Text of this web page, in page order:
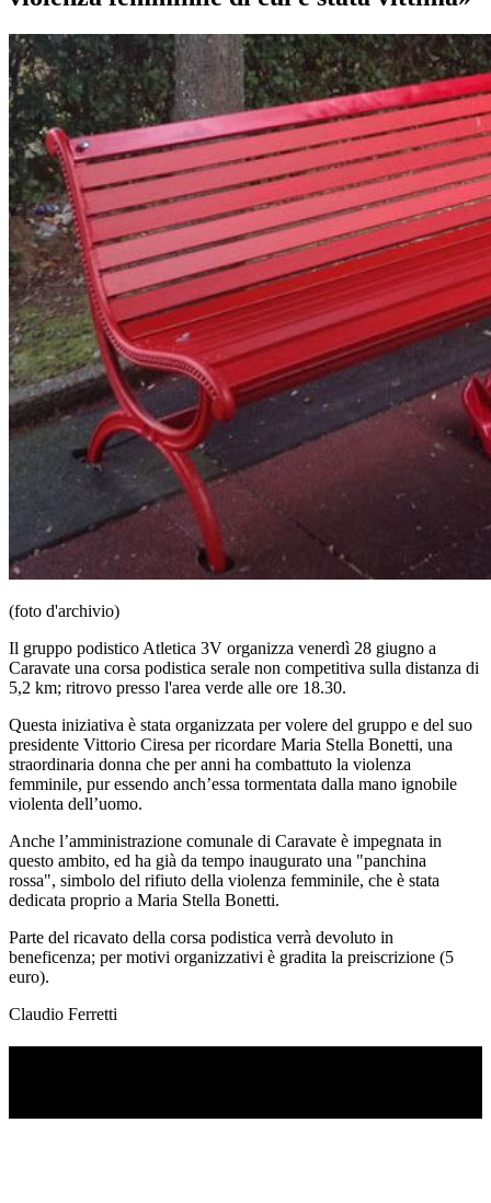
(foto d'archivio)
Il gruppo podistico Atletica 3V organizza venerdì 28 giugno a
Caravate una corsa podistica serale non competitiva sulla distanza di
5,2 km; ritrovo presso l'area verde alle ore 18.30.
Questa iniziativa è stata organizzata per volere del gruppo e del suo
presidente Vittorio Ciresa per ricordare Maria Stella Bonetti, una
straordinaria donna che per anni ha combattuto la violenza
femminile, pur essendo anch’essa tormentata dalla mano ignobile
violenta dell’uomo.
Anche l’amministrazione comunale di Caravate è impegnata in
questo ambito, ed ha già da tempo inaugurato una "panchina
rossa", simbolo del rifiuto della violenza femminile, che è stata
dedicata proprio a Maria Stella Bonetti.
Parte del ricavato della corsa podistica verrà devoluto in
beneficenza; per motivi organizzativi è gradita la preiscrizione (5
euro).
Claudio Ferretti